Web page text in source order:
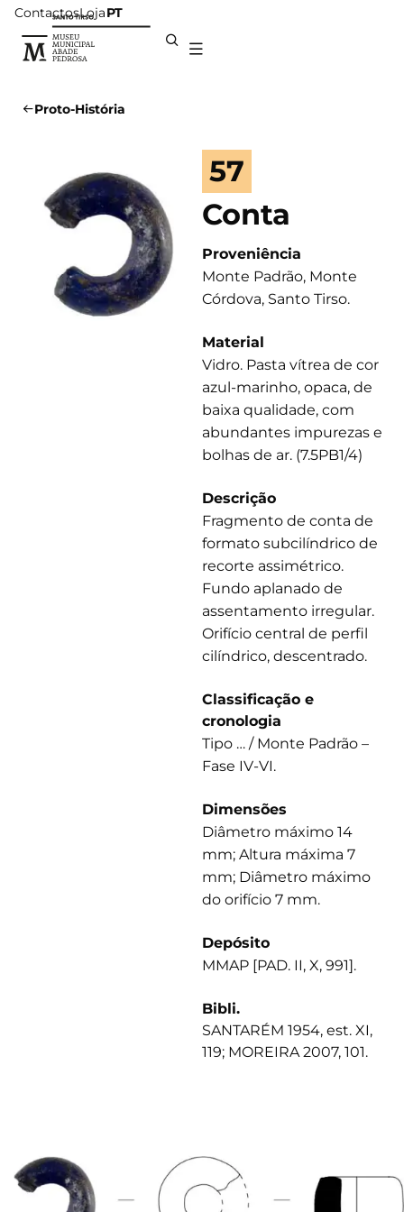
ContactosLojaPT
Proto-História
57
Conta
Proveniência
Monte Padrão, Monte
Córdova, Santo Tirso.
Material
Vidro. Pasta vítrea de cor
azul-marinho, opaca, de
baixa qualidade, com
abundantes impurezas e
bolhas de ar. (7.5PB1/4)
Descrição
Fragmento de conta de
formato subcilíndrico de
recorte assimétrico.
Fundo aplanado de
assentamento irregular.
Orifício central de perfil
cilíndrico, descentrado.
Classificação e
cronologia
Tipo … / Monte Padrão –
Fase IV-VI.
Dimensões
Diâmetro máximo 14
mm; Altura máxima 7
mm; Diâmetro máximo
do orifício 7 mm.
Depósito
MMAP [PAD. II, X, 991].
Bibli.
SANTARÉM 1954, est. XI,
119; MOREIRA 2007, 101.